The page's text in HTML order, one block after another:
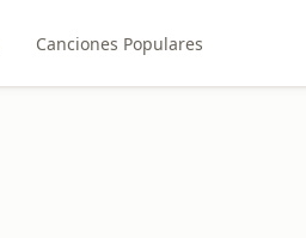
Canciones Populares